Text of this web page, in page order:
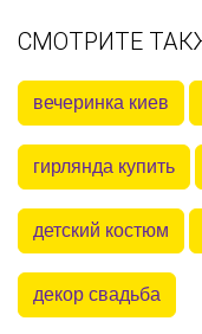
СМОТРИТЕ
вечеринка киев
гирлянда купить
детский костюм
декор свадьба